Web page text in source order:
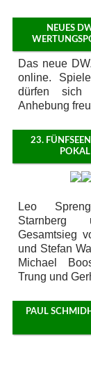
NEUES
Das neue
online.
dürfen sich
Anhebung
23.
POKAL
Leo
Gesamtsieg
und Stefan
Michael
Trung und
PAUL